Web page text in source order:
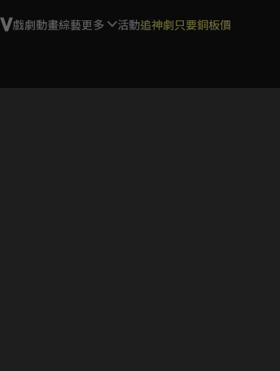
戲劇動畫綜藝更多 活動追神劇只要銅板價